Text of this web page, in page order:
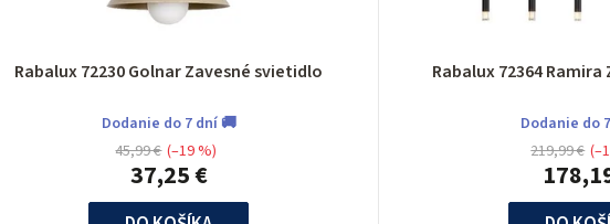
Rabalux 72230 Golnar Zavesné svietidlo
Dodanie do 7 dní 🚚
37,25 €
45,99 € (–19 %)
Rabalux 72364
Dodanie do
219,99 €